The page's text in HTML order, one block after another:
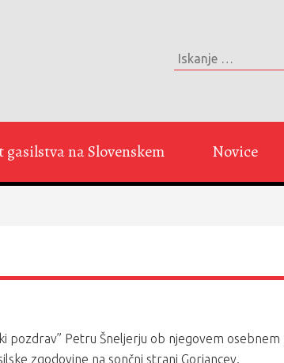
gasilstva na Slovenskem Novice
pozdrav” Petru Šneljerju ob njegovem osebnem
zgodovine na sončni strani Gorjancev.